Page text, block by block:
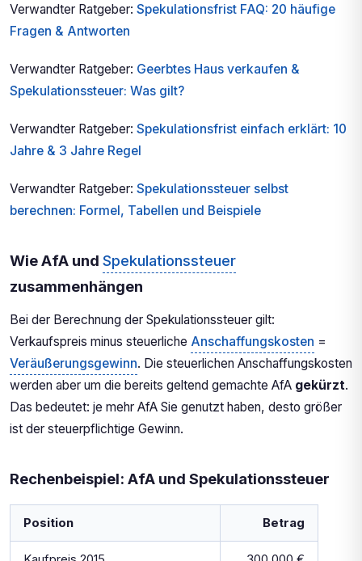
Verwandter Ratgeber: Spekulationsfrist FAQ: 20 häufige
Fragen & Antworten
Verwandter Ratgeber: Geerbtes Haus verkaufen &
Spekulationssteuer: Was gilt?
Verwandter Ratgeber: Spekulationsfrist einfach erklärt: 10
Jahre & 3 Jahre Regel
Verwandter Ratgeber: Spekulationssteuer selbst
berechnen: Formel, Tabellen und Beispiele
Wie AfA und Spekulationssteuer
zusammenhängen
Bei der Berechnung der Spekulationssteuer gilt:
Verkaufspreis minus steuerliche Anschaffungskosten =
Veräußerungsgewinn. Die steuerlichen Anschaffungskosten
werden aber um die bereits geltend gemachte AfA gekürzt.
Das bedeutet: je mehr AfA Sie genutzt haben, desto größer
ist der steuerpflichtige Gewinn.
Rechenbeispiel: AfA und Spekulationssteuer
Position Betrag